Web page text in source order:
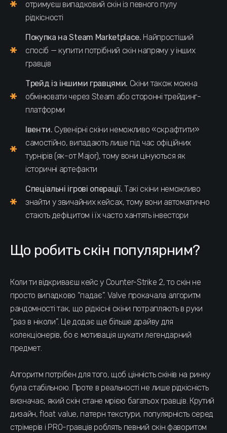
отримуєш випадковий скін із певного пулу
рідкісності
Покупка на Steam Marketplace. Найпростіший
спосіб — купити потрібний скін напряму у інших
гравців
Трейд із іншими гравцями. Скіни також можна
обмінювати через Steam або сторонні трейдинг-
платформи
Івенти. Сувенірні скіни неможливо «скрафтити»
самостійно, випадають лише під час офіційних
турнірів (як-от Major), тому вони цінуються як
історичні артефакти
Спеціальні ігрові операції. Такі скіни неможливо
знайти у звичайних кейсах, тому вони автоматично
стають дефіцитом і їх часто хантять інвестори
Що робить скін популярним?
Коли ти відкриваєш кейс у Counter-Strike 2, то скін не
просто випадково “падає”. Valve прокачала алгоритм
рандомності так, що рідкісні скіни потрапляють в руки
“раз в ніколи”. Це додає ще більше драйву для
колекціонерів, бо є мотивація шукати легендарний
предмет.
Алгоритм потрібен для того, щоб цінність скінів на ринку
була стабільною. Проте в реальності не лише рідкісність
визначає, який скін стане мрією багатьох гравців. Крутий
дизайн, float value, патерн текстури, популярність серед
стрімерів і PRO-гравців роблять певний скін фаворитом